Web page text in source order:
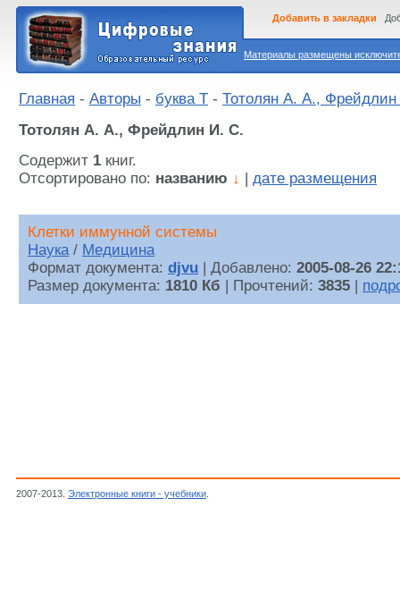
Материалы размещены
Добавить в закладки
Главная - Авторы - буква Т - Тотолян А. А.,
Тотолян А. А., Фрейдлин И. С.
Содержит 1 книг.
Отсортировано по: названию ↓ дате размещения
Клетки иммунной системы
Наука/ Медицина
Формат документа: djvu | Добавлено: 2005-08-26
Размер документа: 1810 Кб | Прочтений: 3835
2007-2013. Электронные книги - учебники